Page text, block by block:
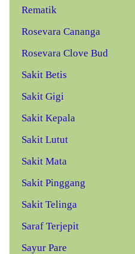
Rematik
Rosevara Cananga
Rosevara Clove Bud
Sakit Betis
Sakit Gigi
Sakit Kepala
Sakit Lutut
Sakit Mata
Sakit Pinggang
Sakit Telinga
Saraf Terjepit
Sayur Pare